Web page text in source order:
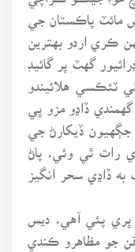
مائٽ پاڪستان جي
ڪري اردو بهترين
گهٽ پر گائيڊ
ٽئڪسي هلائيندو
ڏاڍو مزو ڀي
ڏيکارڻ جي
رات ٿي وئي. پاڻ
به ڏاڍي سحر انگيز
پئي آهي. ديس
جو مظاهرو ڪندي